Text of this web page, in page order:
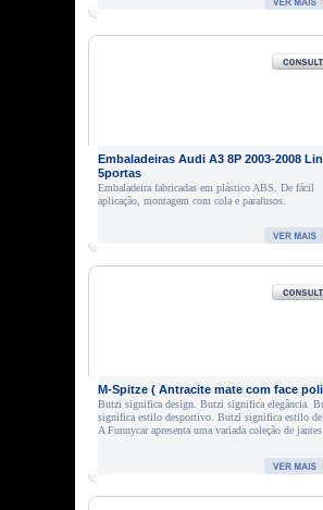
Embaladeiras Audi A3 8P 2003-2008
5portas
Embaladeira fabricadas em plástico ABS. De fácil
aplicação, montagem com cola e parafusos.
M-Spitze ( Antracite mate com face
Butzi significa design. Butzi significa elegância.
significa estilo desportivo. Butzi significa estilo
A Funnycar apresenta uma variada coleção de